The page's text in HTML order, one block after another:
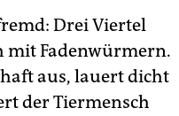
Drei Viertel
mit Fadenwürmern.
aus, lauert dicht
der Tiermensch